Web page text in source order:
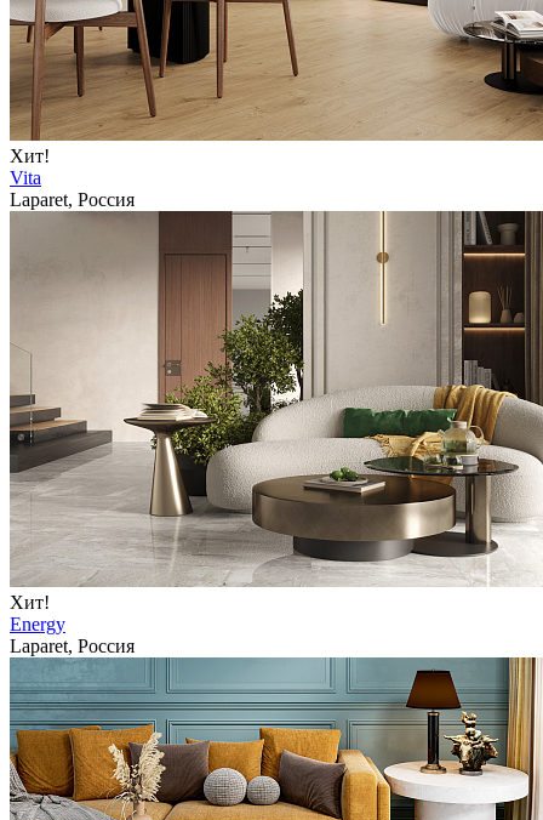
Хит!
Vita
Laparet, Россия
Хит!
Energy
Laparet, Россия